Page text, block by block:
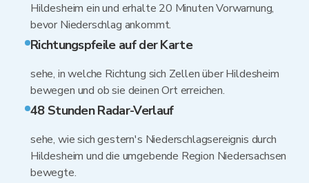
Hildesheim ein und erhalte 20 Minuten Vorwarnung,
bevor Niederschlag ankommt.
Richtungspfeile auf der Karte
sehe, in welche Richtung sich Zellen über Hildesheim
bewegen und ob sie deinen Ort erreichen.
48 Stunden Radar-Verlauf
sehe, wie sich gestern's Niederschlagsereignis durch
Hildesheim und die umgebende Region Niedersachsen
bewegte.